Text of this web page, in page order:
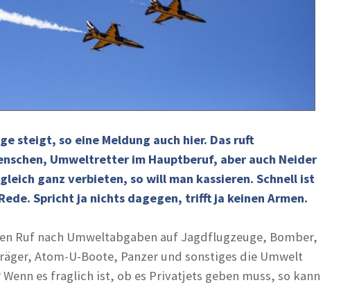
steigt, so eine Meldung auch hier. Das ruft
Umweltretter im Hauptberuf, aber auch Neider
ganz verbieten, so will man kassieren. Schnell ist
Spricht ja nichts dagegen, trifft ja keinen Armen.
Ruf nach Umweltabgaben auf Jagdflugzeuge, Bomber,
Atom-U-Boote, Panzer und sonstiges die Umwelt
es fraglich ist, ob es Privatjets geben muss, so kann